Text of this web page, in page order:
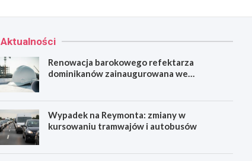
Aktualności
Renowacja barokowego refektarza
dominikanów zainaugurowana we
Wypadek na Reymonta: zmiany w
kursowaniu tramwajów i autobusów